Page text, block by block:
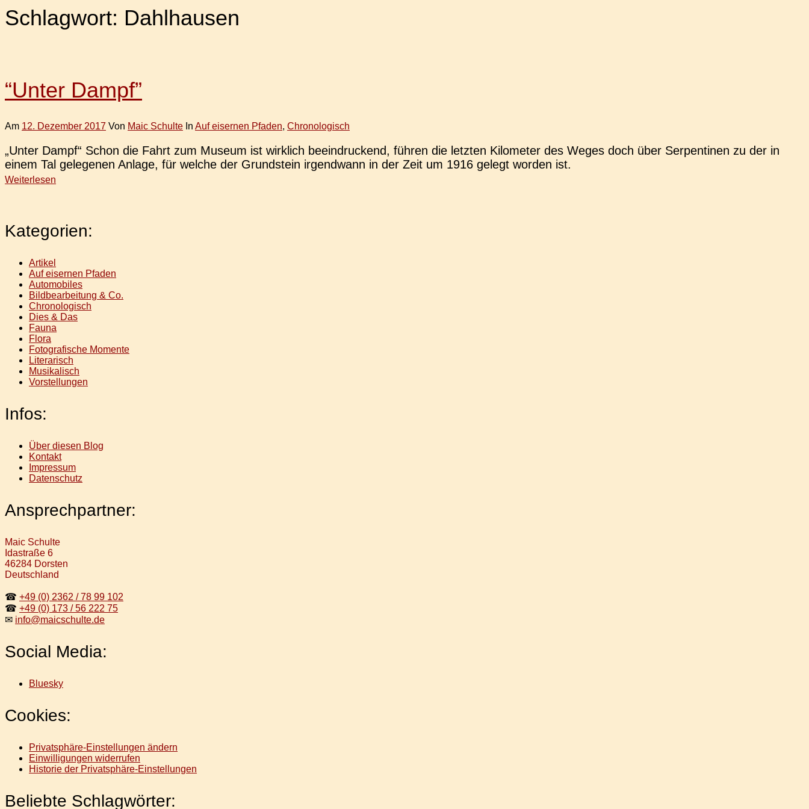
Schlagwort: Dahlhausen
“Unter Dampf”
Am 12. Dezember 2017 Von Maic Schulte In Auf eisernen Pfaden, Chronologisch
„Unter Dampf“ Schon die Fahrt zum Museum ist wirk­lich beein­dru­ckend, führen die letz­ten Kilo­me­ter des Weges doch über Ser­pen­ti­nen zu der in
einem Tal gele­ge­nen Anlage, für welche der Grund­stein irgend­wann in der Zeit um 1916 gelegt worden ist.
Weiterlesen
Kategorien:
Artikel
Auf eisernen Pfaden
Automobiles
Bildbearbeitung & Co.
Chronologisch
Dies & Das
Fauna
Flora
Fotografische Momente
Literarisch
Musikalisch
Vorstellungen
Infos:
Über diesen Blog
Kontakt
Impressum
Datenschutz
Ansprechpartner:
Maic Schulte
Idastraße 6
46284 Dorsten
Deutschland
☎ +49 (0) 2362 / 78 99 102
☎ +49 (0) 173 / 56 222 75
✉ info@maicschulte.de
Social Media:
Bluesky
Cookies:
Privatsphäre-Einstellungen ändern
Einwilligungen widerrufen
Historie der Privatsphäre-Einstellungen
Beliebte Schlagwörter: